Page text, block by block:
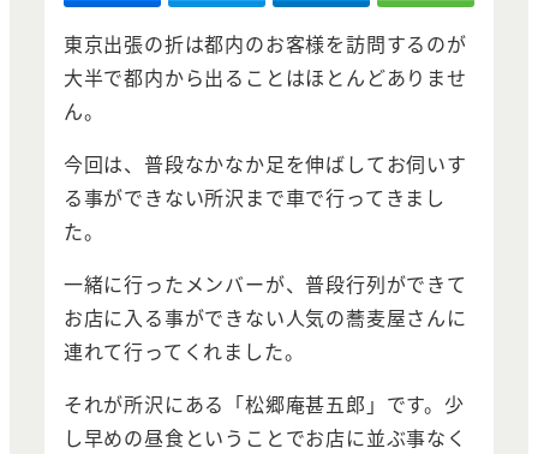
東京出張の折は都内のお客様を訪問するのが
大半で都内から出ることはほとんどありませ
ん。
今回は、普段なかなか足を伸ばしてお伺いす
る事ができない所沢まで車で行ってきまし
た。
一緒に行ったメンバーが、普段行列ができて
お店に入る事ができない人気の蕎麦屋さんに
連れて行ってくれました。
それが所沢にある「松郷庵甚五郎」です。少
し早めの昼食ということでお店に並ぶ事なく